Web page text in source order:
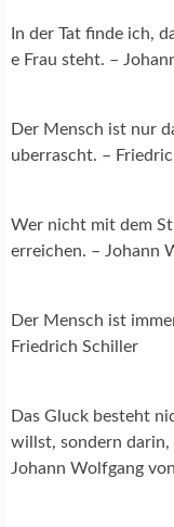
In der Tat finde ich,
e Frau steht. –
Der Mensch ist nur
uberrascht. –
Wer nicht mit dem
erreichen. – Johann
Der Mensch ist
Friedrich Schiller
Das Gluck besteht
willst, sondern darin,
Johann Wolfgang